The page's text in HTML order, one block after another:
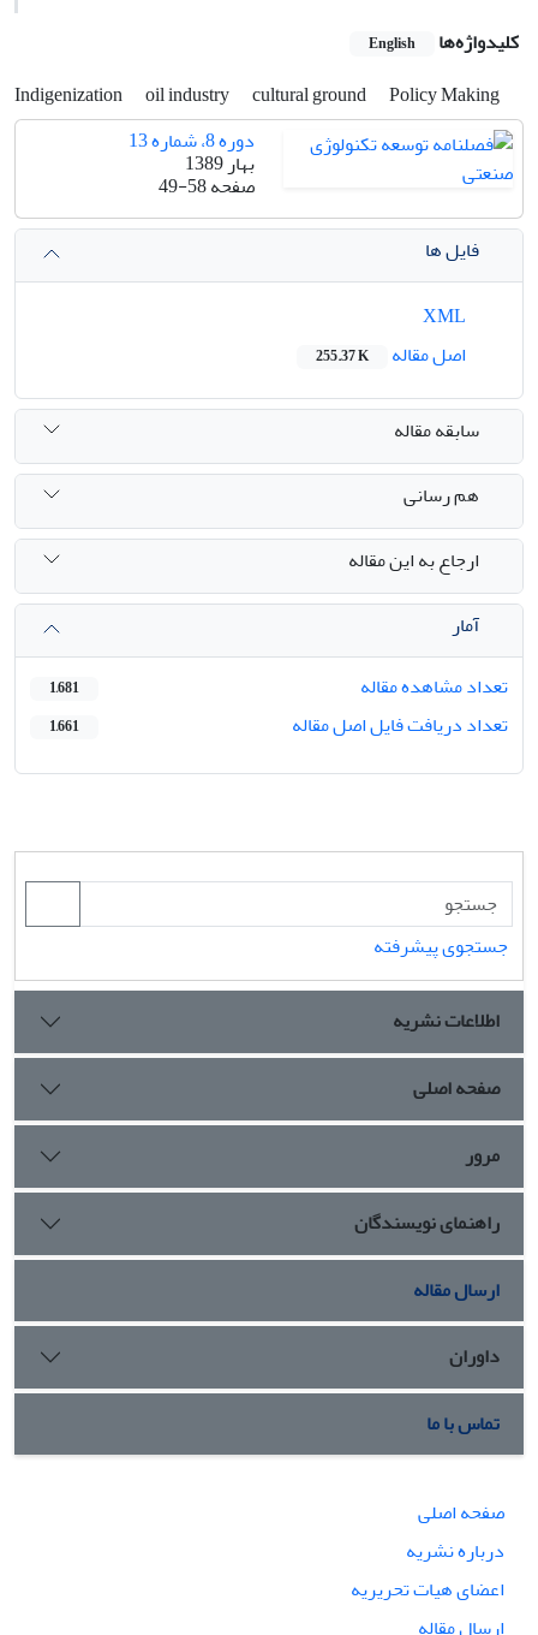
کلیدواژه‌ها English
Indigenization oil industry cultural ground
Policy Making
دوره 8، شماره 13
بهار 1389
صفحه49-58
فایل ها
اصل مقاله
255.37 K
سابقه مقاله
هم رسانی
ارجاع به این مقاله
آمار
تعداد مشاهده مقاله
1,681
تعداد دریافت فایل اصل مقاله 1,661
جستجوی پیشرفته
اطلاعات نشریه
صفحه اصلی
مرور
راهنمای نویسندگان
ارسال مقاله
داوران
تماس با ما
صفحه اصلی
درباره نشریه
اعضای هیات تحریریه
ارسال مقاله